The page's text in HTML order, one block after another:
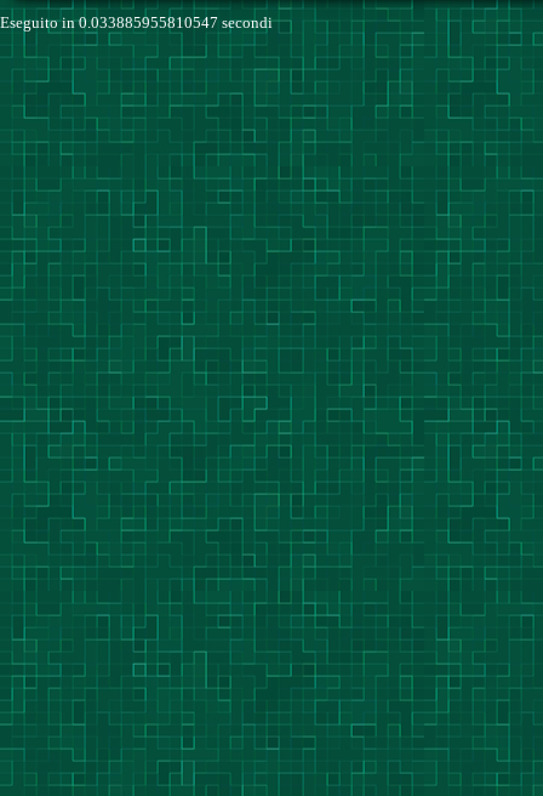
Eseguito in 0.033885955810547 secondi